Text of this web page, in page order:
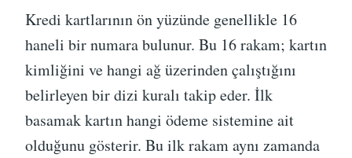
Kredi kartlarının ön yüzünde genellikle 16
haneli bir numara bulunur. Bu 16 rakam; kartın
kimliğini ve hangi ağ üzerinden çalıştığını
belirleyen bir dizi kuralı takip eder. İlk
basamak kartın hangi ödeme sistemine ait
olduğunu gösterir. Bu ilk rakam aynı zamanda